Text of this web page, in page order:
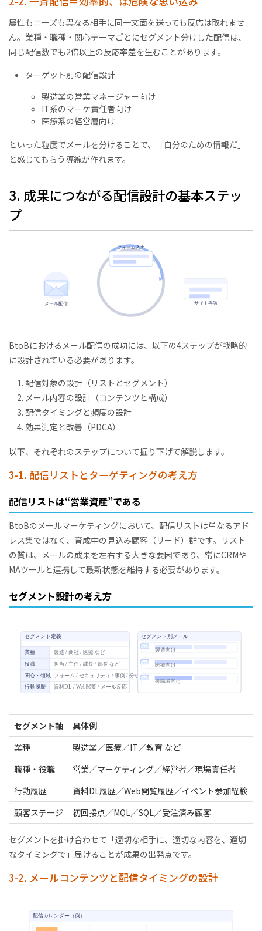
属性もニーズも異なる相手に同一文面を送っても反応は取れませ
ん。業種・職種・関心テーマごとにセグメント分けした配信は、
同じ配信数でも2倍以上の反応率差を生むことがあります。
ターゲット別の配信設計
製造業の営業マネージャー向け
IT系のマーケ責任者向け
医療系の経営層向け
といった粒度でメールを分けることで、「自分のための情報だ」
と感じてもらう導線が作れます。
3. 成果につながる配信設計の基本ステッ
プ
BtoBにおけるメール配信の成功には、以下の4ステップが戦略的
に設計されている必要があります。
配信対象の設計（リストとセグメント）
メール内容の設計（コンテンツと構成）
配信タイミングと頻度の設計
効果測定と改善（PDCA）
以下、それぞれのステップについて掘り下げて解説します。
3-1. 配信リストとターゲティングの考え方
配信リストは“営業資産”である
BtoBのメールマーケティングにおいて、配信リストは単なるアド
レス集ではなく、育成中の見込み顧客（リード）群です。リスト
の質は、メールの成果を左右する大きな要因であり、常にCRMや
MAツールと連携して最新状態を維持する必要があります。
セグメント設計の考え方
セグメント軸
具体例
業種
製造業／医療／IT／教育 など
職種・役職
営業／マーケティング／経営者／現場責任者
行動履歴
資料DL履歴／Web閲覧履歴／イベント参加経験
顧客ステージ
初回接点／MQL／SQL／受注済み顧客
セグメントを掛け合わせて「適切な相手に、適切な内容を、適切
なタイミングで」届けることが成果の出発点です。
3-2. メールコンテンツと配信タイミングの設計